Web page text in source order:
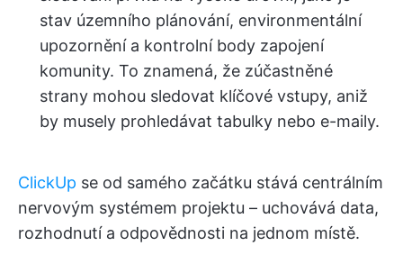
stav územního plánování, environmentální
upozornění a kontrolní body zapojení
komunity. To znamená, že zúčastněné
strany mohou sledovat klíčové vstupy, aniž
by musely prohledávat tabulky nebo e-maily.
ClickUp se od samého začátku stává centrálním
nervovým systémem projektu – uchovává data,
rozhodnutí a odpovědnosti na jednom místě.